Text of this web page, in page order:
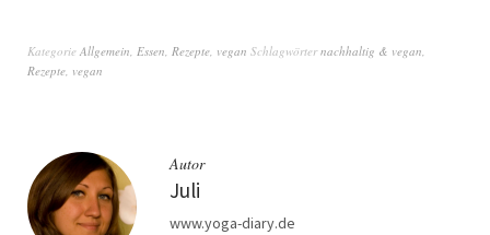
Kategorie Allgemein, Essen, Rezepte, vegan Schlagwörternachhaltig & vegan,
Rezepte, vegan
Autor
Juli
www.yoga-diary.de